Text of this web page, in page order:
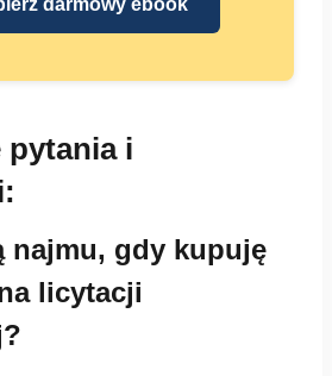
darmowy ebook
pytania i
najmu, gdy kupuję
licytacji